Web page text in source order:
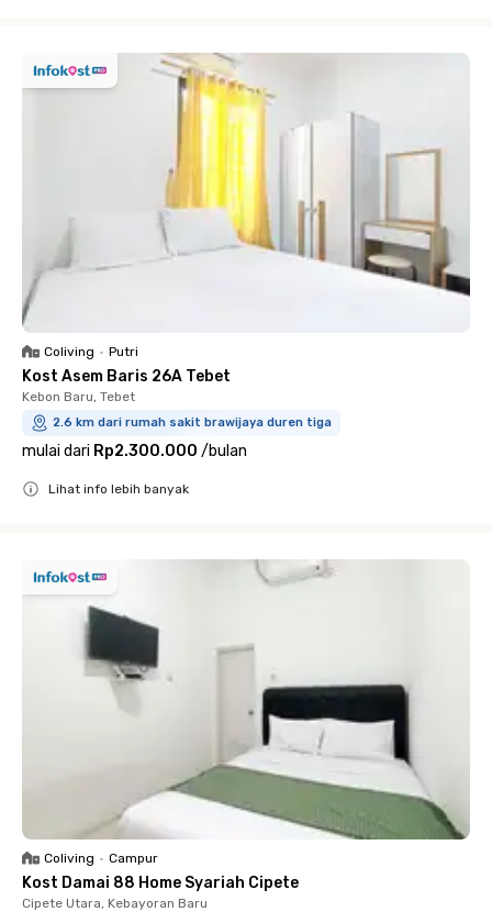
Coliving • Putri
Kost Asem Baris 26A Tebet
Kebon Baru, Tebet
2.6 km dari rumah sakit brawijaya duren tiga
mulai dari Rp2.300.000 /bulan
Lihat info lebih banyak
Coliving • Campur
Kost Damai 88 Home Syariah Cipete
Cipete Utara, Kebayoran Baru